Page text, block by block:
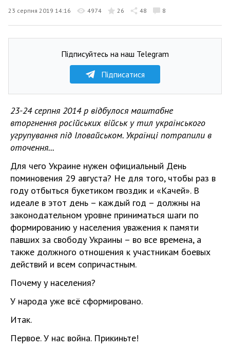
23 серпня 2019 14:16 4974 26 48 8
Підписуйтесь на наш Telegram
Підписатися
23-24 серпня 2014 р відбулося маштабне
вторгнення російських військ у тил українського
угрупування під Іловайськом. Українці потрапили в
оточення...
Для чего Украине нужен официальный День
поминовения 29 августа? Не для того, чтобы раз в
году отбыться букетиком гвоздик и «Качей». В
идеале в этот день – каждый год – должны на
законодательном уровне приниматься шаги по
формированию у населения уважения к памяти
павших за свободу Украины – во все времена, а
также должного отношения к участникам боевых
действий и всем сопричастным.
Почему у населения?
У народа уже всё сформировано.
Итак.
Первое. У нас война. Прикиньте!